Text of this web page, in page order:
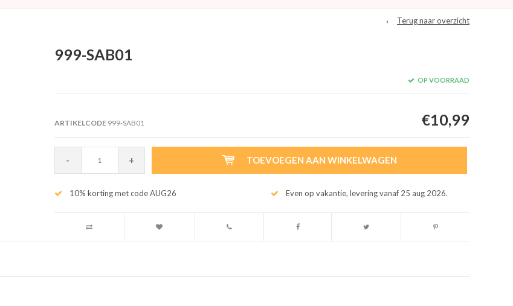
Terug naar overzicht
999-SAB01
OP VOORRAAD
ARTIKELCODE999-SAB01 €10,99
- + TOEVOEGEN AAN WINKELWAGEN
10% korting met code AUG26 Even op vakantie, levering vanaf 25 aug 2026.